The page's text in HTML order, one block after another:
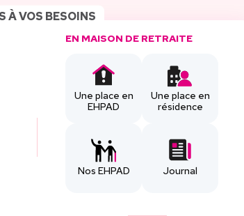
À VOS BESOINS
EN MAISON DE RETRAITE
Une place en
EHPAD
Une place en
résidence
Nos EHPAD Journal